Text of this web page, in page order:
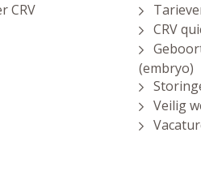
CRV
CRV
(embryo)
Veilig